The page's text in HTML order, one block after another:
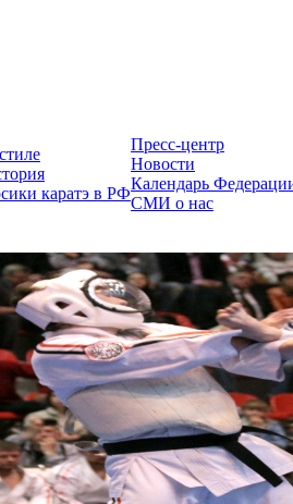
каратэ в РФ
Пресс-центр
Новости
Календарь
СМИ о нас